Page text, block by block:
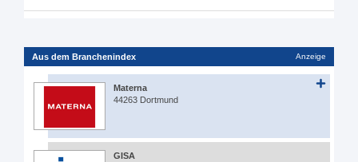
Aus dem Branchenindex Anzeige
Materna
44263 Dortmund
GISA